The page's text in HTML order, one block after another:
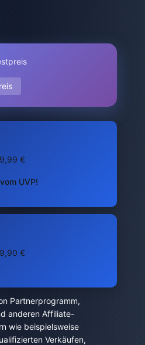
€
UVP!
€
Partnerprogramm,
anderen Affiliate-
wie beispielsweise
Verkäufen,